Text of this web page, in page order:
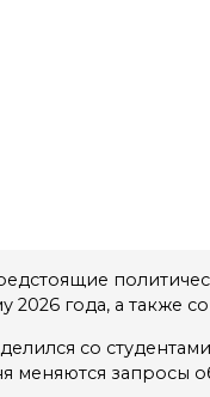
2026 года, а
со
меняются запросы